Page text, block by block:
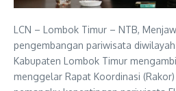
LCN – Lombok Timur – NTB,
pengembangan pariwisata diwilayah
Kabupaten Lombok Timur
menggelar Rapat Koordinasi